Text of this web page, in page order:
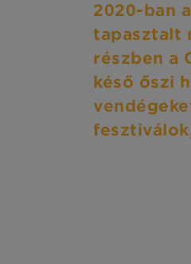
2020-ban
tapasztalt
részben a
késő őszi